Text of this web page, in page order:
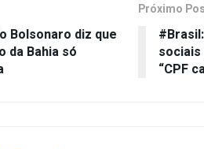
Bolsonaro diz que
da Bahia só
Próximo
“CPF